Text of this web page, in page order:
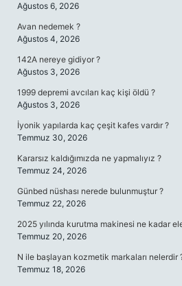
Ağustos 6, 2026
Avan nedemek ?
Ağustos 4, 2026
142A nereye gidiyor ?
Ağustos 3, 2026
1999 depremi avcıları kaç kişi öldü ?
Ağustos 3, 2026
İyonik yapılarda kaç çeşit kafes vardır ?
Temmuz 30, 2026
Kararsız kaldığımızda ne yapmalıyız ?
Temmuz 24, 2026
Günbed nüshası nerede bulunmuştur ?
Temmuz 22, 2026
2025 yılında kurutma makinesi ne kadar
Temmuz 20, 2026
N ile başlayan kozmetik markaları nelerdir
Temmuz 18, 2026